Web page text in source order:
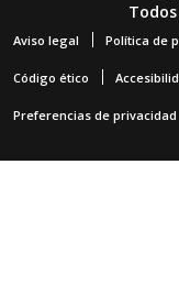
Aviso legal Política de
Código ético
Preferencias de privacidad